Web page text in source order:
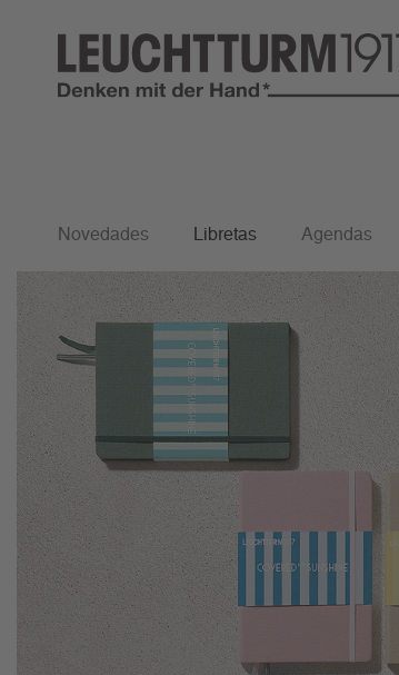
Novedades Libretas Agendas
Libretas Ediciones Especiales Covered for Sunshine